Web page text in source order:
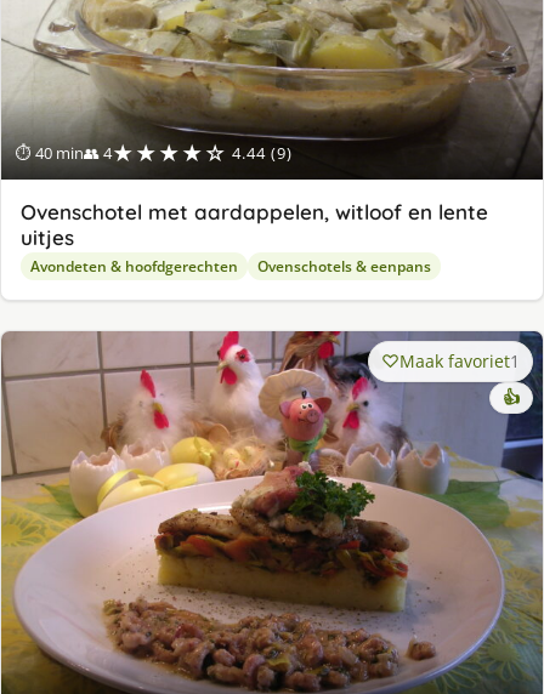
⏱ 40 min👥 4★★★★☆ 4.44 (9)
Ovenschotel met aardappelen, witloof en lente
uitjes
Avondeten & hoofdgerechten Ovenschotels & eenpans
Maak favoriet1
👍